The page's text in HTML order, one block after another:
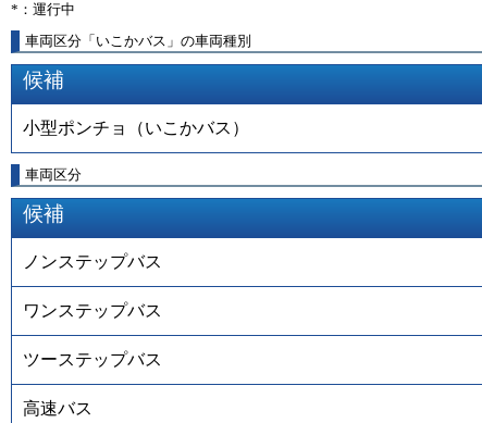
*：運行中
車両区分「いこかバス」の車両種別
候補
小型ポンチョ（いこかバス）
車両区分
候補
ノンステップバス
ワンステップバス
ツーステップバス
高速バス